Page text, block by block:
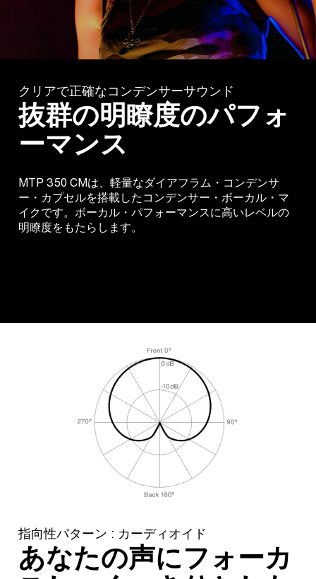
クリアで正確なコンデンサーサウンド
抜群の明瞭度のパフォ
ーマンス
MTP 350 CMは、軽量なダイアフラム・コンデンサ
ー・カプセルを搭載したコンデンサー・ボーカル・マ
イクです。ボーカル・パフォーマンスに高いレベルの
明瞭度をもたらします。
指向性パターン : カーディオイド
あなたの声にフォーカ